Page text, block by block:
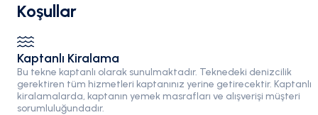
Koşullar
Kaptanlı Kiralama
Bu tekne kaptanlı olarak sunulmaktadır. Teknedeki denizcilik
gerektiren tüm hizmetleri kaptanınız yerine getirecektir. Kaptanlı
kiralamalarda, kaptanın yemek masrafları ve alışverişi müşteri
sorumluluğundadır.